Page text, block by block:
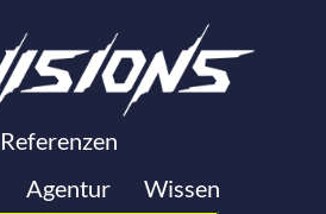
Referenzen
Agentur
Wissen
INDEX
24. September 2025